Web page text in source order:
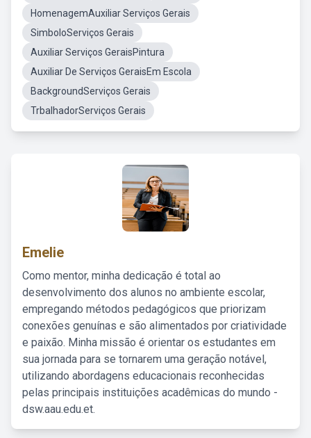
HomenagemAuxiliar Serviços Gerais
SimboloServiços Gerais
Auxiliar Serviços GeraisPintura
Auxiliar De Serviços GeraisEm Escola
BackgroundServiços Gerais
TrbalhadorServiços Gerais
Emelie
Como mentor, minha dedicação é total ao
desenvolvimento dos alunos no ambiente escolar,
empregando métodos pedagógicos que priorizam
conexões genuínas e são alimentados por criatividade
e paixão. Minha missão é orientar os estudantes em
sua jornada para se tornarem uma geração notável,
utilizando abordagens educacionais reconhecidas
pelas principais instituições acadêmicas do mundo -
dsw.aau.edu.et.